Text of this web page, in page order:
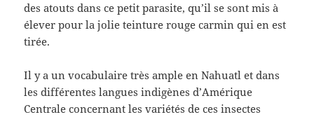
des atouts dans ce petit parasite, qu’il se sont mis à
élever pour la jolie teinture rouge carmin qui en est
tirée.
Il y a un vocabulaire très ample en Nahuatl et dans
les différentes langues indigènes d’Amérique
Centrale concernant les variétés de ces insectes